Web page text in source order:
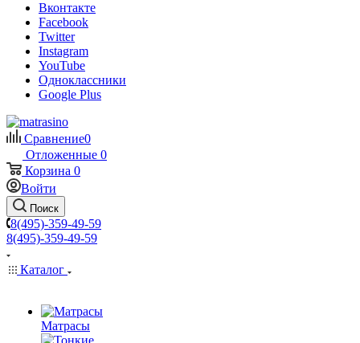
Вконтакте
Facebook
Twitter
Instagram
YouTube
Одноклассники
Google Plus
Сравнение0
Отложенные 0
Корзина 0
Войти
Поиск
8(495)-359-49-59
8(495)-359-49-59
Каталог
Матрасы